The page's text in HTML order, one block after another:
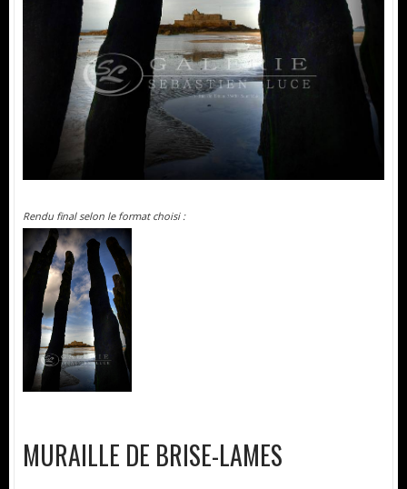
Rendu final selon le format choisi :
MURAILLE DE BRISE-LAMES